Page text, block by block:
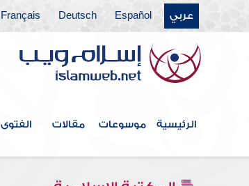
عربي Español
Deutsch
Français
الرئيسية موسوعات مقالات الفتوى